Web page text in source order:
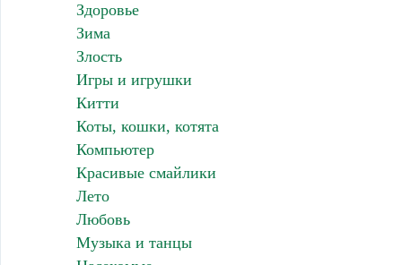
Здоровье
Зима
Злость
Игры и игрушки
Китти
Коты, кошки, котята
Компьютер
Красивые смайлики
Лето
Любовь
Музыка и танцы